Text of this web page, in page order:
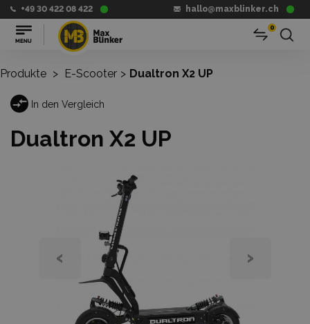
+49 30 422 08 422 hallo@maxblinker.ch
0
Produkte > E-Scooter > Dualtron X2 UP
In den Vergleich
Dualtron X2 UP
‹ ›